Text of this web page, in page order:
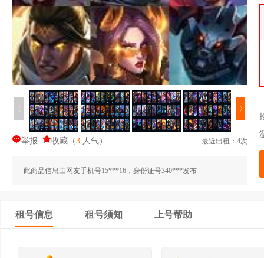
〈 〉
举报 收藏 （3 人气） 最近出租：4次
此商品信息由网友手机号15***16，身份证号340***发布
租号信息 租号须知 上号帮助